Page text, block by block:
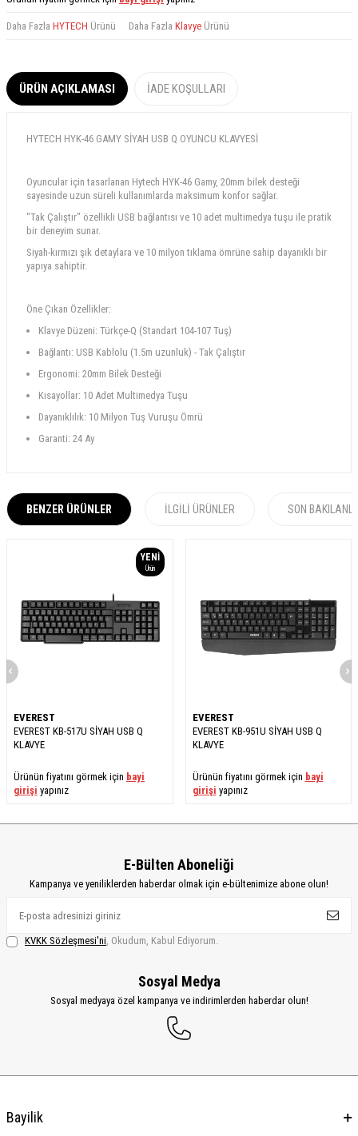
Daha Fazla HYTECH Ürünü Daha Fazla Klavye Ürünü
ÜRÜN AÇIKLAMASI İADE KOŞULLARI
HYTECH HYK-46 GAMY SİYAH USB Q OYUNCU KLAVYESİ
Oyuncular için tasarlanan Hytech HYK-46 Gamy, 20mm bilek desteği
sayesinde uzun süreli kullanımlarda maksimum konfor sağlar.
"Tak Çalıştır" özellikli USB bağlantısı ve 10 adet multimedya tuşu ile pratik
bir deneyim sunar.
Siyah-kırmızı şık detaylara ve 10 milyon tıklama ömrüne sahip dayanıklı bir
yapıya sahiptir.
Öne Çıkan Özellikler:
Klavye Düzeni: Türkçe-Q (Standart 104-107 Tuş)
Bağlantı: USB Kablolu (1.5m uzunluk) - Tak Çalıştır
Ergonomi: 20mm Bilek Desteği
Kısayollar: 10 Adet Multimedya Tuşu
Dayanıklılık: 10 Milyon Tuş Vuruşu Ömrü
Garanti: 24 Ay
BENZER ÜRÜNLER İLGILI ÜRÜNLER SON
YENI
Ürün
EVEREST
EVEREST KB-517U SİYAH USB Q
KLAVYE
Ürünün fiyatını görmek için bayi
girişi yapınız
EVEREST
EVEREST KB-951U SİYAH USB Q
KLAVYE
Ürünün fiyatını görmek için bayi
girişi yapınız
E-Bülten Aboneliği
Kampanya ve yeniliklerden haberdar olmak için e-bültenimize abone olun!
KVKK Sözleşmesi'ni, Okudum, Kabul Ediyorum.
Sosyal Medya
Sosyal medyaya özel kampanya ve indirimlerden haberdar olun!
Bayilik